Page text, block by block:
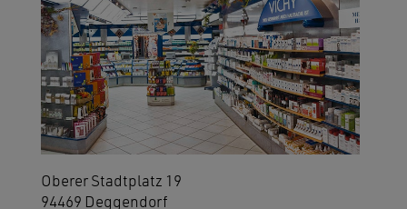
Oberer Stadtplatz 19
94469 Deggendorf